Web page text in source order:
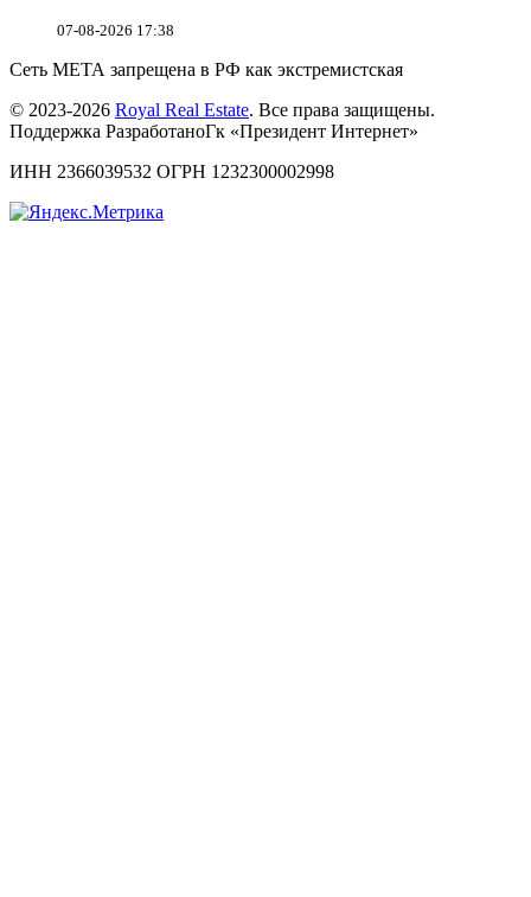
07-08-2026 17:38
Сеть МЕТА запрещена в РФ как экстремистская
© 2023-2026 Royal Real Estate. Все права защищены.
Поддержка РазработаноГк «Президент Интернет»
ИНН 2366039532 ОГРН 1232300002998